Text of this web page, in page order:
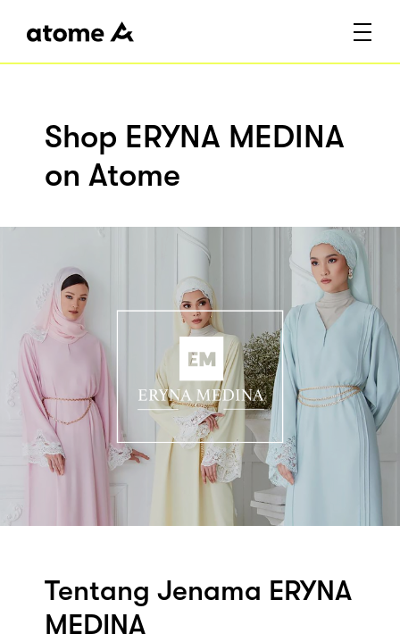
Shop ERYNA MEDINA
on Atome
Tentang Jenama ERYNA
MEDINA